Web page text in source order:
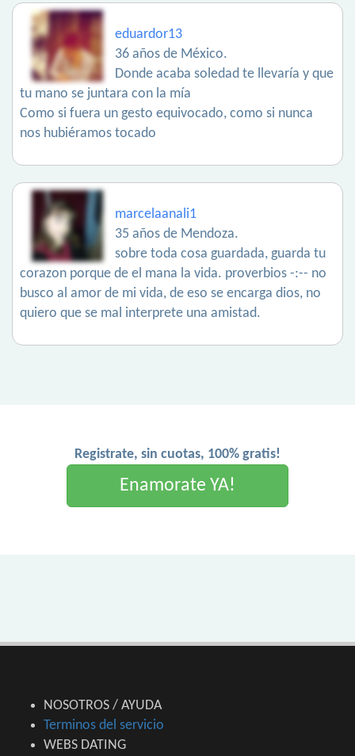
eduardor13
36 años de México.
Donde acaba soledad te llevaría y que
tu mano se juntara con la mía
Como si fuera un gesto equivocado, como si nunca
nos hubiéramos tocado
marcelaanali1
35 años de Mendoza.
sobre toda cosa guardada, guarda tu
corazon porque de el mana la vida. proverbios -:-- no
busco al amor de mi vida, de eso se encarga dios, no
quiero que se mal interprete una amistad.
Registrate, sin cuotas, 100% gratis!
Enamorate YA!
NOSOTROS / AYUDA
Terminos del servicio
WEBS DATING